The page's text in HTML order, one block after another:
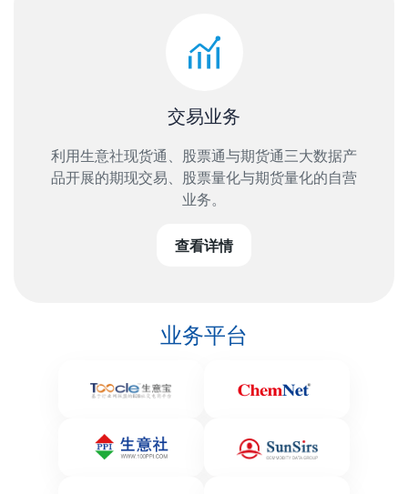
交易业务
利用生意社现货通、股票通与期货通三大数据产
品开展的期现交易、股票量化与期货量化的自营
业务。
查看详情
业务平台